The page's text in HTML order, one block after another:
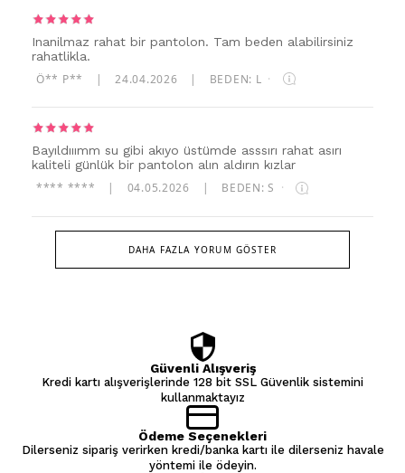
Inanilmaz rahat bir pantolon. Tam beden alabilirsiniz
rahatlikla.
Ö** P** | 24.04.2026 | BEDEN: L ·
Bayıldııımm su gibi akıyo üstümde asssırı rahat asırı
kaliteli günlük bir pantolon alın aldırın kızlar
**** **** | 04.05.2026 | BEDEN: S ·
DAHA FAZLA YORUM GÖSTER
Güvenli Alışveriş
Kredi kartı alışverişlerinde 128 bit SSL Güvenlik sistemini
kullanmaktayız
Ödeme Seçenekleri
Dilerseniz sipariş verirken kredi/banka kartı ile dilerseniz havale
yöntemi ile ödeyin.